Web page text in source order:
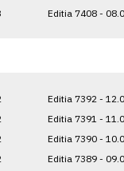
Editia 7408 -
Editia 7392 -
Editia 7391 -
Editia 7390 -
Editia 7389 -